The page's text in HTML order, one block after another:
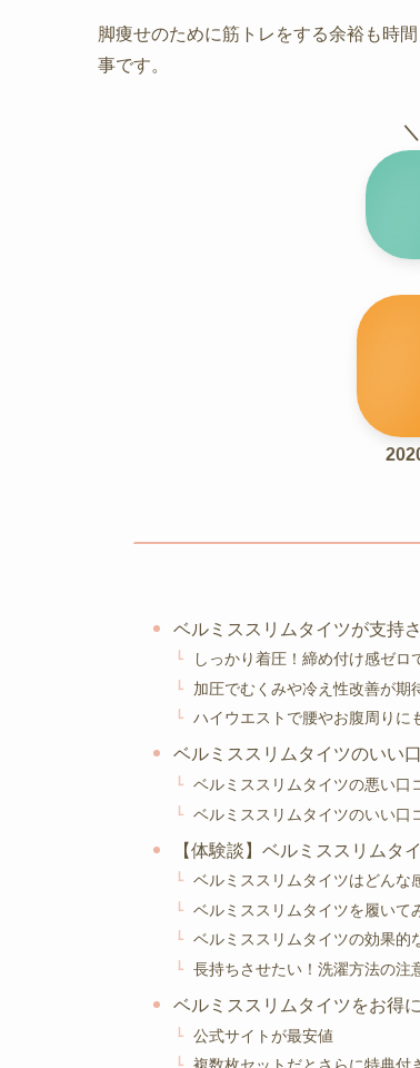
脚痩せのために筋トレをする余裕も時
事です。
ベルミススリムタイツが支持
しっかり着圧！締め付け感ゼロ
加圧でむくみや冷え性改善が期
ハイウエストで腰やお腹周りに
ベルミススリムタイツのいい
ベルミススリムタイツの悪い口
ベルミススリムタイツのいい口
【体験談】ベルミススリムタ
ベルミススリムタイツはどんな
ベルミススリムタイツを履いて
ベルミススリムタイツの効果的
長持ちさせたい！洗濯方法の注
ベルミススリムタイツをお得
公式サイトが最安値